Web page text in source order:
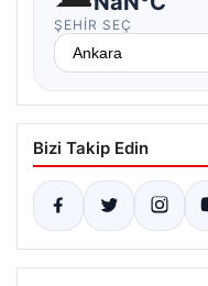
Bizi Takip Edin
Yan Manşet